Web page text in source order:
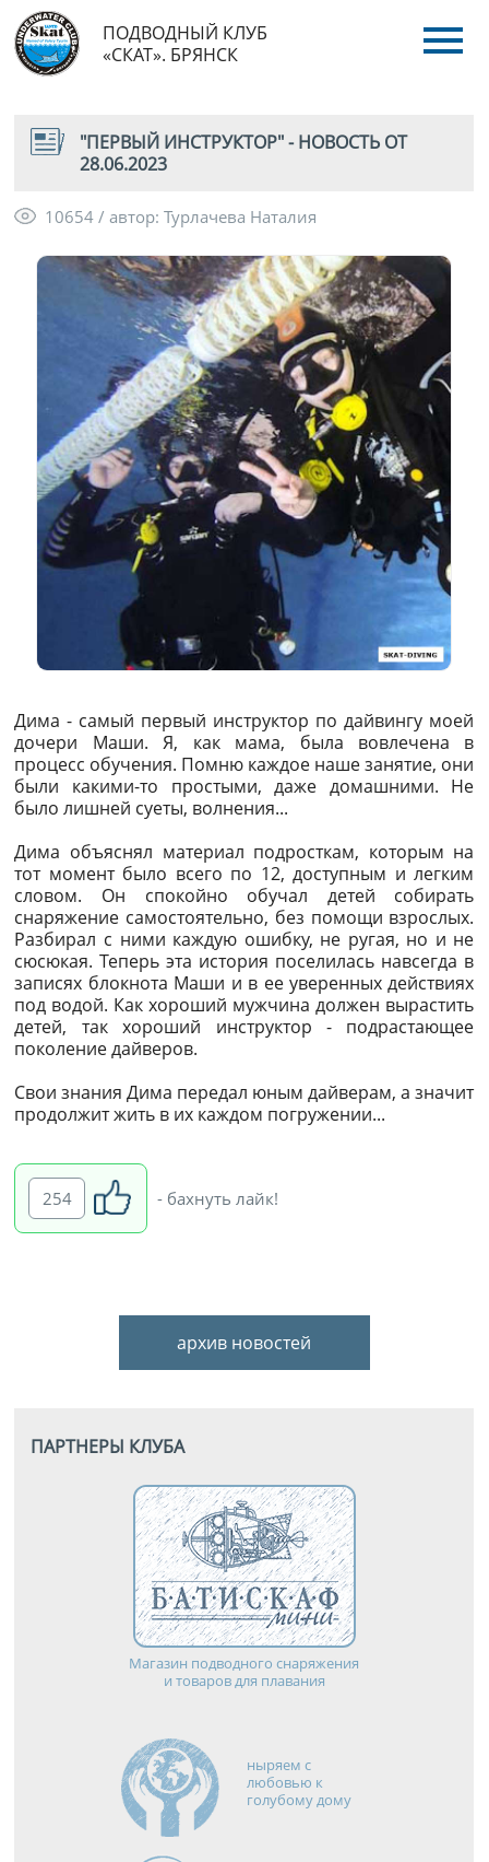
ПОДВОДНЫЙ КЛУБ
«СКАТ». БРЯНСК
"ПЕРВЫЙ ИНСТРУКТОР" - НОВОСТЬ ОТ
28.06.2023
10654 / автор: Турлачева Наталия
Дима - самый первый инструктор по дайвингу моей
дочери Маши. Я, как мама, была вовлечена в
процесс обучения. Помню каждое наше занятие, они
были какими-то простыми, даже домашними. Не
было лишней суеты, волнения...
Дима объяснял материал подросткам, которым на
тот момент было всего по 12, доступным и легким
словом. Он спокойно обучал детей собирать
снаряжение самостоятельно, без помощи взрослых.
Разбирал с ними каждую ошибку, не ругая, но и не
сюсюкая. Теперь эта история поселилась навсегда в
записях блокнота Маши и в ее уверенных действиях
под водой. Как хороший мужчина должен вырастить
детей, так хороший инструктор - подрастающее
поколение дайверов.
Свои знания Дима передал юным дайверам, а значит
продолжит жить в их каждом погружении...
254 - бахнуть лайк!
архив новостей
ПАРТНЕРЫ КЛУБА
Магазин подводного снаряжения
и товаров для плавания
ныряем с
любовью к
голубому дому